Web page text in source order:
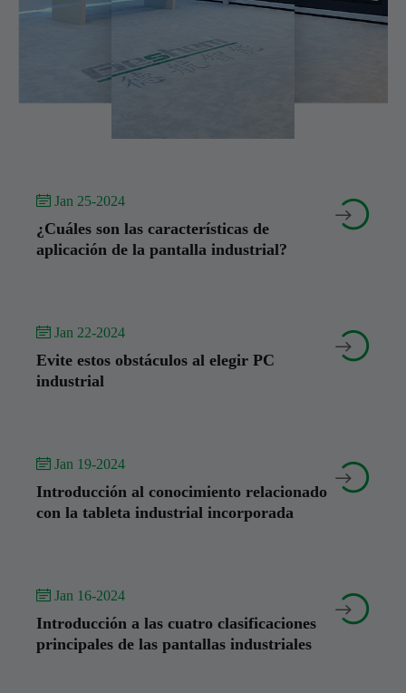
 Jan 25-2024
¿Cuáles son las características de
aplicación de la pantalla industrial?


 Jan 22-2024
Evite estos obstáculos al elegir PC
industrial


 Jan 19-2024
Introducción al conocimiento relacionado
con la tableta industrial incorporada


 Jan 16-2024
Introducción a las cuatro clasificaciones
principales de las pantallas industriales

